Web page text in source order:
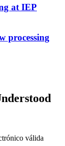
at IEP
processing
válida